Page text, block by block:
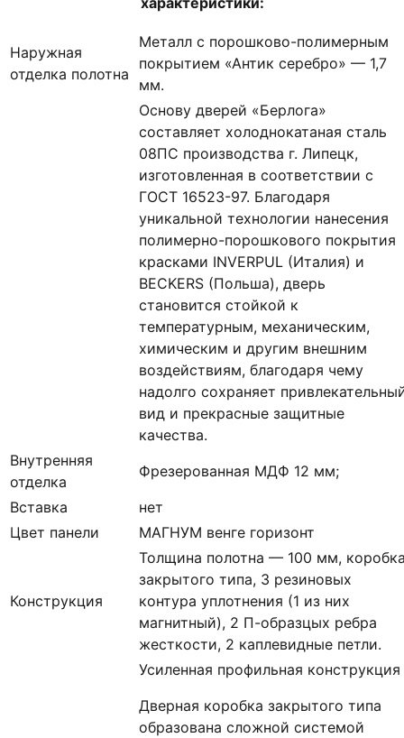
Наружная
отделка полотна
Металл с порошково-полимерным
покрытием «Антик серебро» — 1,7
мм.
Основу дверей «Берлога»
составляет холоднокатаная сталь
08ПС производства г. Липецк,
изготовленная в соответствии с
ГОСТ 16523-97. Благодаря
уникальной технологии нанесения
полимерно-порошкового покрытия
красками INVERPUL (Италия) и
BECKERS (Польша), дверь
становится стойкой к
температурным, механическим,
химическим и другим внешним
воздействиям, благодаря чему
надолго сохраняет
вид и прекрасные защитные
качества.
Внутренняя
отделка
Фрезерованная МДФ 12 мм;
Вставка
нет
Цвет панели
МАГНУМ венге горизонт
Конструкция
Толщина полотна — 100 мм,
закрытого типа, 3 резиновых
контура уплотнения (1 из них
магнитный), 2 П-образцых ребра
жесткости, 2 каплевидные петли.
Усиленная профильная конструкция
Дверная коробка закрытого типа
образована сложной системой